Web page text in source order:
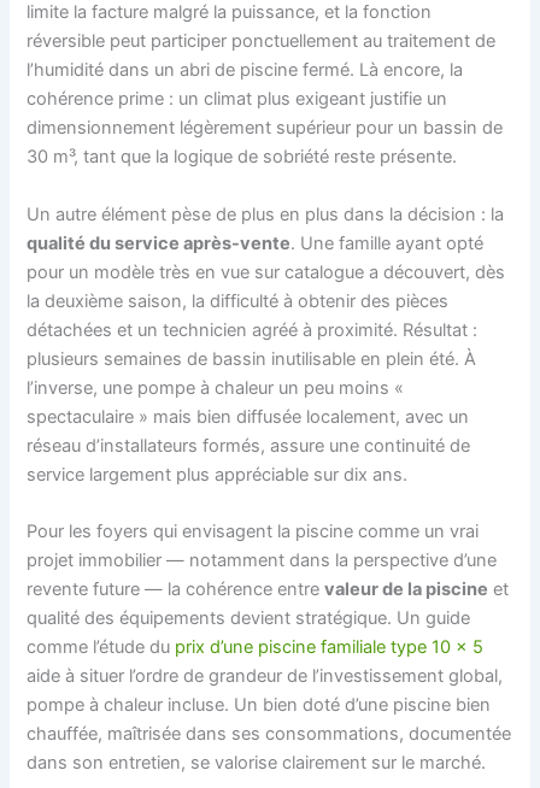
limite la facture malgré la puissance, et la fonction
réversible peut participer ponctuellement au traitement de
l’humidité dans un abri de piscine fermé. Là encore, la
cohérence prime : un climat plus exigeant justifie un
dimensionnement légèrement supérieur pour un bassin de
30 m³, tant que la logique de sobriété reste présente.
Un autre élément pèse de plus en plus dans la décision : la
qualité du service après-vente. Une famille ayant opté
pour un modèle très en vue sur catalogue a découvert, dès
la deuxième saison, la difficulté à obtenir des pièces
détachées et un technicien agréé à proximité. Résultat :
plusieurs semaines de bassin inutilisable en plein été. À
l’inverse, une pompe à chaleur un peu moins «
spectaculaire » mais bien diffusée localement, avec un
réseau d’installateurs formés, assure une continuité de
service largement plus appréciable sur dix ans.
Pour les foyers qui envisagent la piscine comme un vrai
projet immobilier — notamment dans la perspective d’une
revente future — la cohérence entrevaleur de la piscine et
qualité des équipements devient stratégique. Un guide
comme l’étude du prix d’une piscine familiale type 10 x 5
aide à situer l’ordre de grandeur de l’investissement global,
pompe à chaleur incluse. Un bien doté d’une piscine bien
chauffée, maîtrisée dans ses consommations, documentée
dans son entretien, se valorise clairement sur le marché.